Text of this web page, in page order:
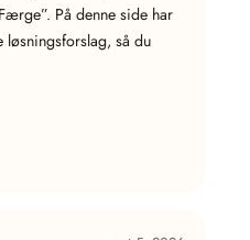
På denne side har
løsningsforslag, så du